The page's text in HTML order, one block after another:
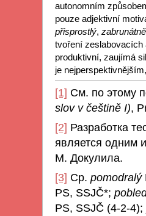
autonomním
pouze adjektivní
přisprostlý,
tvoření zeslabovacích
produktivní, zaujímá
je
[1] См. по этому
slov v češtině I),
[2] Разработка
является одним
М. Докулила.
[3] Ср. pomodralý
PS, SSJČ*;
PS, SSJČ (4-2-4);